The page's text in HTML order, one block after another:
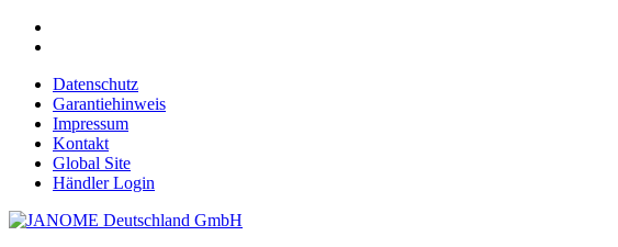
Datenschutz
Garantiehinweis
Impressum
Kontakt
Global Site
Händler Login